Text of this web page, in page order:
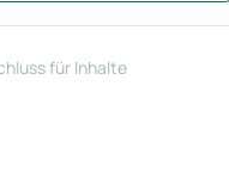
für Inhalte